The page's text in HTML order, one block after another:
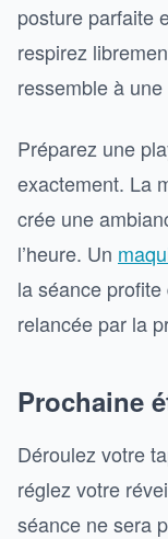
posture parfaite
respirez
ressemble à
Préparez une
exactement. La
crée une
l’heure. Un
la séance
relancée par la
Prochaine
Déroulez votre
réglez votre
séance ne sera